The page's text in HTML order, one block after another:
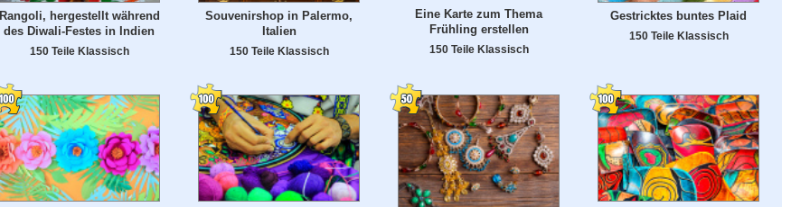
Rangoli, hergestellt während
des Diwali-Festes in Indien
150 Teile Klassisch
Souvenirshop in Palermo,
Italien
150 Teile Klassisch
Eine Karte zum Thema
Frühling erstellen
150 Teile Klassisch
Gestricktes buntes Plaid
150 Teile Klassisch